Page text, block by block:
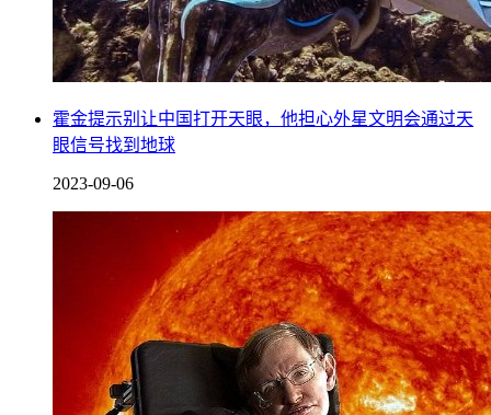
金星是太阳系中最接近地球的行星之一，1961年，苏联的“金
星1号”探测器成为了第一个飞越金星的人造物体。此后，还有
多个探测器陆续飞往金星，其中包括美国的“马格兰号”和欧洲
的“金星快车”等。
4、小行星带
霍金提示别让中国打开天眼，他担心外星文明会通过天
眼信号找到地球
2023-09-06